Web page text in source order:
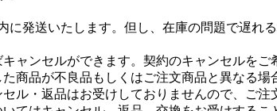
発送いたします。但し、在庫の問題で遅れ
ャンセルができます。契約のキャンセルを
商品が不良品もしくはご注文商品と異なる
ル・返品はお受けしておりませんので、ご注